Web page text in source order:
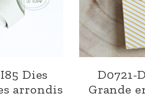
Dies
arrondis
D0721-
Grande